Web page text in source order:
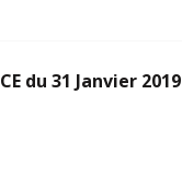
CE du 31 Janvier 2019